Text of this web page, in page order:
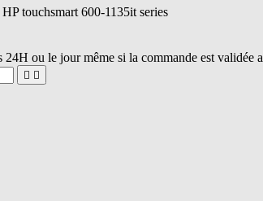
touchsmart 600-1135it series
24H ou le jour même si la commande est validée
 